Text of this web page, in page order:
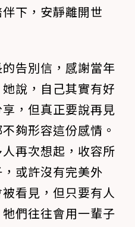
下，安靜離開世
告別信，感謝當年
說，自己其實有好
，但真正要說再見
夠形容這份感情。
再次想起，收容所
或許沒有完美外
看見，但只要有人
們往往會用一輩子